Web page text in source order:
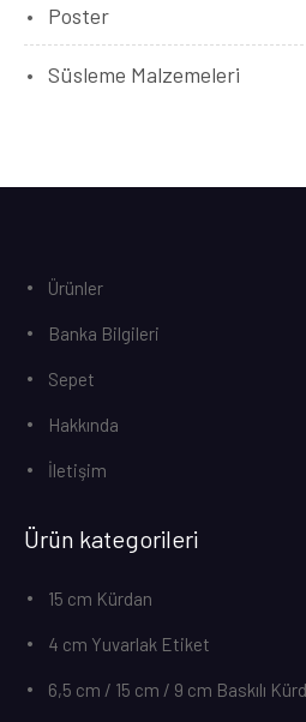
Poster
Süsleme Malzemeleri
Ürünler
Banka Bilgileri
Sepet
Hakkında
İletişim
Ürün kategorileri
15 cm Kürdan
4 cm Yuvarlak Etiket
6,5 cm / 15 cm / 9 cm Baskılı